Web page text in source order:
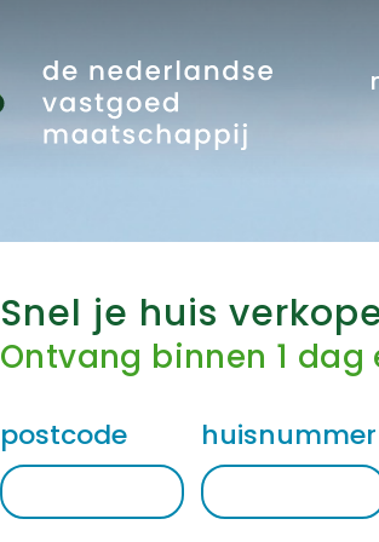
Snel je huis
Ontvang binnen 1 dag
postcode huisnummer